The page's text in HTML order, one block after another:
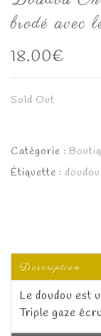
brodé avec
18.00€
Sold Out
Catégorie :
Étiquette :
Description
Le doudou est
Triple gaze